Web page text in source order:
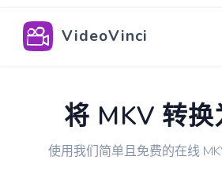
VideoVinci
将 MKV 转换
使用我们简单且免费的在线